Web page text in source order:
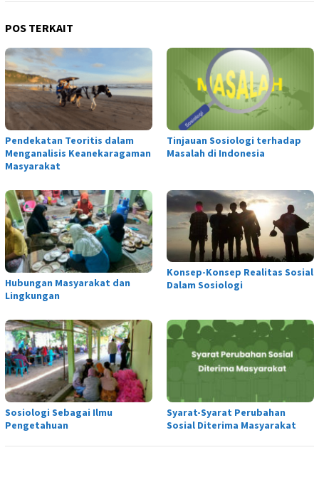
POS TERKAIT
Pendekatan Teoritis dalam
Menganalisis Keanekaragaman
Masyarakat
Tinjauan Sosiologi terhadap
Masalah di Indonesia
Hubungan Masyarakat dan
Lingkungan
Konsep-Konsep Realitas Sosial
Dalam Sosiologi
Sosiologi Sebagai Ilmu
Pengetahuan
Syarat-Syarat Perubahan
Sosial Diterima Masyarakat